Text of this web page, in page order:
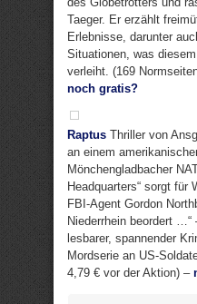
Taeger. Er erzählt
Erlebnisse, darunter
Situationen, was
verleiht. (169
noch gratis?
Raptus Thriller von
an einem
Mönchengladbacher
Headquarters“ sorgt für
FBI-Agent Gordon
Niederrhein beordert
lesbarer, spannender
Mordserie an US-
4,79 € vor der Aktion) –